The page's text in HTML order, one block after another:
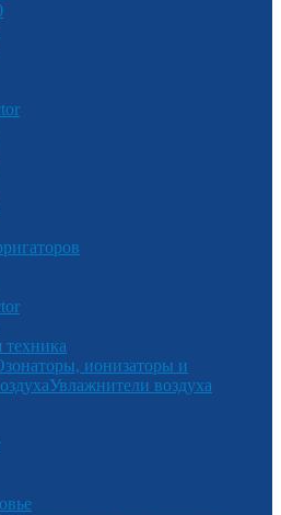
техника
ионизаторы и
Увлажнители воздуха